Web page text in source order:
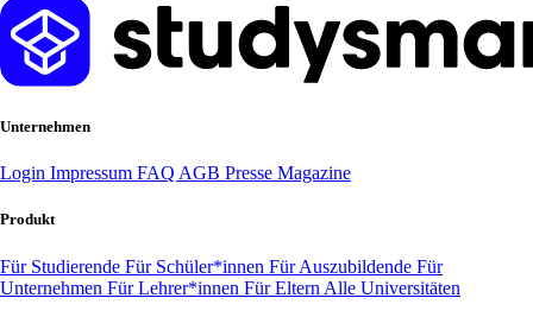
Unternehmen
Login Impressum FAQ AGB Presse Magazine
Produkt
Für Studierende Für Schüler*innen Für Auszubildende Für
Unternehmen Für Lehrer*innen Für Eltern Alle Universitäten